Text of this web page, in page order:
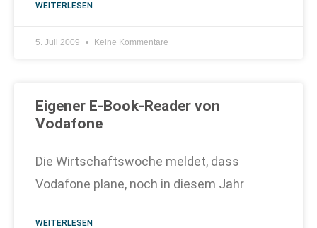
WEITERLESEN
5. Juli 2009 Keine Kommentare
Eigener E-Book-Reader von
Vodafone
Die Wirtschaftswoche meldet, dass
Vodafone plane, noch in diesem Jahr
WEITERLESEN